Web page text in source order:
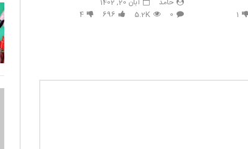
1
0
5.2K
696
4